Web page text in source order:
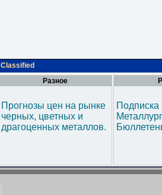
Classified
Разное
Прогнозы цен на рынке
черных, цветных и
драгоценных металлов.